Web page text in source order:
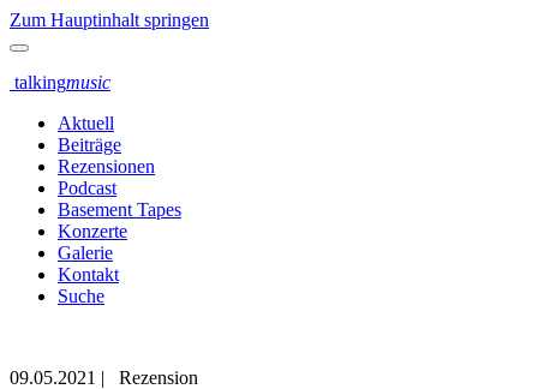
Zum Hauptinhalt springen
talkingmusic
Aktuell
Beiträge
Rezensionen
Podcast
Basement Tapes
Konzerte
Galerie
Kontakt
Suche
09.05.2021 | Rezension